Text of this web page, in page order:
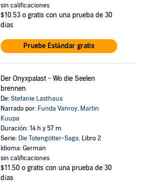
sin calificaciones
$10.53 o gratis con una prueba de 30
días
Pruebe Estándar gratis
Der Onyxpalast - Wo die Seelen
brennen
De:Stefanie Lasthaus
Narrado por: Funda Vanroy, Martin
Kuupa
Duración: 14 h y 57 m
Serie: Die Totengötter-Saga, Libro 2
Idioma: German
sin calificaciones
$11.50 o gratis con una prueba de 30
días